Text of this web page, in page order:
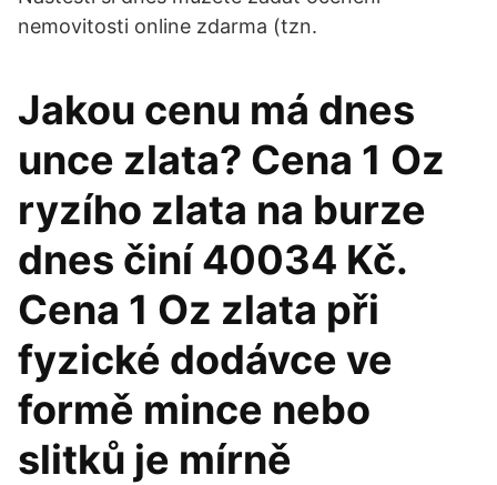
nemovitosti online zdarma (tzn.
Jakou cenu má dnes
unce zlata? Cena 1 Oz
ryzího zlata na burze
dnes činí 40034 Kč.
Cena 1 Oz zlata při
fyzické dodávce ve
formě mince nebo
slitků je mírně